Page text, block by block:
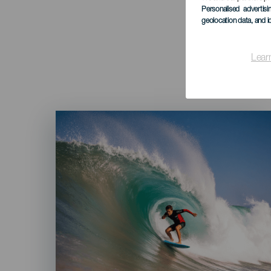
Personalised
geolocation data, and
Imagen
Listado